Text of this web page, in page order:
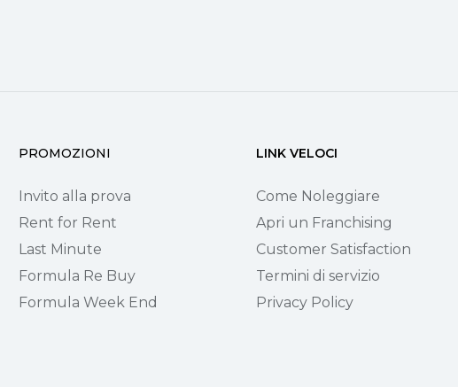
PROMOZIONI
Invito alla prova
Rent for Rent
Last Minute
Formula Re Buy
Formula Week End
LINK VELOCI
Come Noleggiare
Apri un Franchising
Customer Satisfaction
Termini di servizio
Privacy Policy